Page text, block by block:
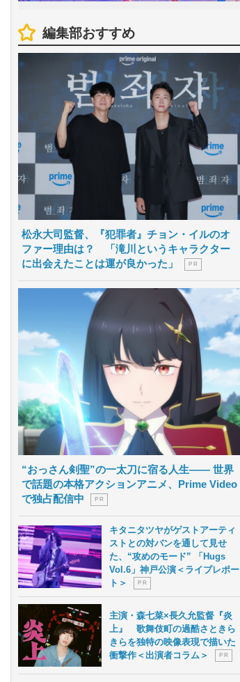
編集部おすすめ
松永大司監督、『犯罪者』チョン・イルのオ
ファー理由は？ 「滝川というキャラクター
に出会えたことは運が良かった」
P R
“おっさん剣聖”の一太刀に宿る人生―― 世界
で話題の本格アクションアニメ、Prime Video
で独占配信中
P R
キタニタツヤがゲストアーティ
ストとの対バンを通して見せ
た、“攻めのモード” 「Hugs
Vol.6」神戸公演＜ライブレポー
ト＞
P R
主演・森七菜×長久允監督『炎
上』 歌舞伎町の過酷さときら
きらを独特の映像表現で描いた
衝撃作＜出演者コラム＞
P R